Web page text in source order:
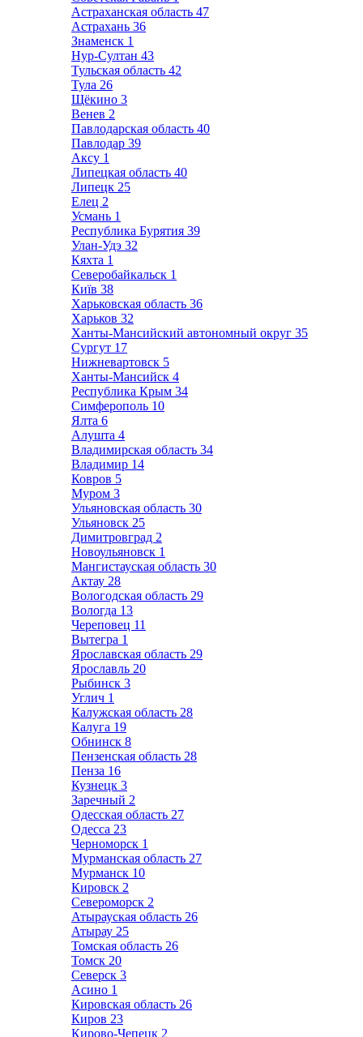
Астраханская область 47
Астрахань 36
Знаменск 1
Нур-Султан 43
Тульская область 42
Тула 26
Щёкино 3
Венев 2
Павлодарская область 40
Павлодар 39
Аксу 1
Липецкая область 40
Липецк 25
Елец 2
Усмань 1
Республика Бурятия 39
Улан-Удэ 32
Кяхта 1
Северобайкальск 1
Київ 38
Харьковская область 36
Харьков 32
Ханты-Мансийский автономный округ 35
Сургут 17
Нижневартовск 5
Ханты-Мансийск 4
Республика Крым 34
Симферополь 10
Ялта 6
Алушта 4
Владимирская область 34
Владимир 14
Ковров 5
Муром 3
Ульяновская область 30
Ульяновск 25
Димитровград 2
Новоульяновск 1
Мангистауская область 30
Актау 28
Вологодская область 29
Вологда 13
Череповец 11
Вытегра 1
Ярославская область 29
Ярославль 20
Рыбинск 3
Углич 1
Калужская область 28
Калуга 19
Обнинск 8
Пензенская область 28
Пенза 16
Кузнецк 3
Заречный 2
Одесская область 27
Одесса 23
Черноморск 1
Мурманская область 27
Мурманск 10
Кировск 2
Североморск 2
Атырауская область 26
Атырау 25
Томская область 26
Томск 20
Северск 3
Асино 1
Кировская область 26
Киров 23
Кирово-Чепецк 2